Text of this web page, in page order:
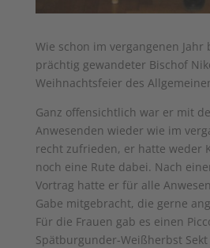
Wie schon im vergangenen Jahr
prächtig gewandeter Bischof
Weihnachtsfeier des
Ganz offensichtlich war er mit
Anwesenden wieder wie im
recht zufrieden, er hatte weder
noch eine Rute dabei. Nach
Vortrag hatte er für alle
Gabe mitgebracht, die gerne
Für die Frauen gab es einen
Spätburgunder-Weißherbst­